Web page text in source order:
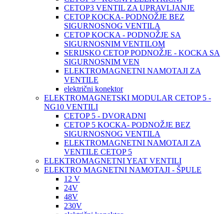
CETOP3 VENTIL ZA UPRAVLJANJE
CETOP KOCKA- PODNOŽJE BEZ
SIGURNOSNOG VENTILA
CETOP KOCKA - PODNOŽJE SA
SIGURNOSNIM VENTILOM
SERIJSKO CETOP PODNOŽJE - KOCKA SA
SIGURNOSNIM VEN
ELEKTROMAGNETNI NAMOTAJI ZA
VENTILE
električni konektor
ELEKTROMAGNETSKI MODULAR CETOP 5 -
NG10 VENTILI
CETOP 5 - DVORADNI
CETOP 5 KOCKA- PODNOŽJE BEZ
SIGURNOSNOG VENTILA
ELEKTROMAGNETNI NAMOTAJI ZA
VENTILE CETOP 5
ELEKTROMAGNETNI YEAT VENTILI
ELEKTRO MAGNETNI NAMOTAJI - ŠPULE
12 V
24V
48V
230V